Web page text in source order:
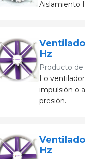
Aislamiento
Hz
Producto de
Lo
impulsión o
presión.
Hz